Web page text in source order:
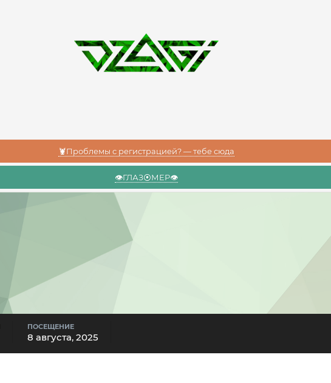
🦞Проблемы с регистрацией? — тебе сюда
👁️ГЛАЗ⦿МЕР👁️
ПОСЕЩЕНИЕ
8 августа, 2025